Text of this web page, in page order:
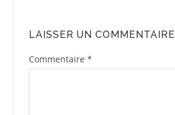
LAISSER UN COMMENTAIRE
Commentaire *